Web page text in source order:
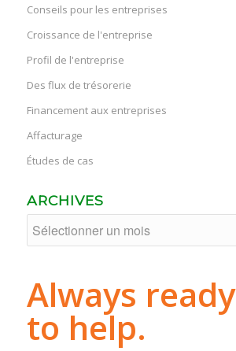
Conseils pour les entreprises
Croissance de l'entreprise
Profil de l'entreprise
Des flux de trésorerie
Financement aux entreprises
Affacturage
Études de cas
ARCHIVES
Always ready
to help.